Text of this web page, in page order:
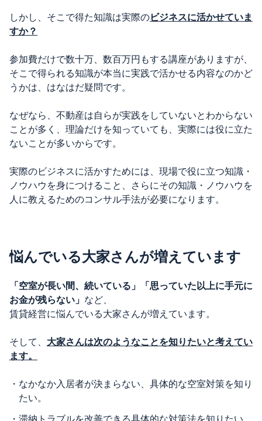
しかし、そこで得た知識は実際のビジネスに活かせていま
すか？
参加費だけで数十万、数百万円もする講座がありますが、
そこで得られる知識が本当に実践で活かせる内容なのかど
うかは、はなはだ疑問です。
なぜなら、不動産は自らが実践をしていないとわからない
ことが多く、理論だけを知っていても、実際には役に立た
ないことが多いからです。
実際のビジネスに活かすためには、現場で役に立つ知識・
ノウハウを身につけること、さらにその知識・ノウハウを
人に教えるためのコンサル手法が必要になります。
悩んでいる大家さんが増えています
「空室が長い間、続いている」「思っていた以上に手元に
お金が残らない」 など、
賃貸経営に悩んでいる大家さんが増えています。
そして、 大家さんは次のようなことを知りたいと考えてい
ます。
・ なかなか入居者が決まらない、具体的な空室対策を知り
たい。
・ 滞納トラブルを改善できる具体的な対策法を知りたい。